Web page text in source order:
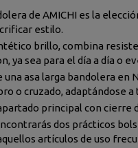
de AMICHI es la
estilo.
brillo, combina
ya sea para el día a día o
una asa larga bandolera
o cruzado, adaptándose a
principal con cierre
dos prácticos
artículos de uso